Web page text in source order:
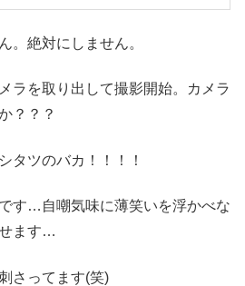
。絶対にしません。
ラを取り出して撮影開始。カメラ
？？？
タツのバカ！！！！
す…自嘲気味に薄笑いを浮かべな
ます…
さってます(笑)